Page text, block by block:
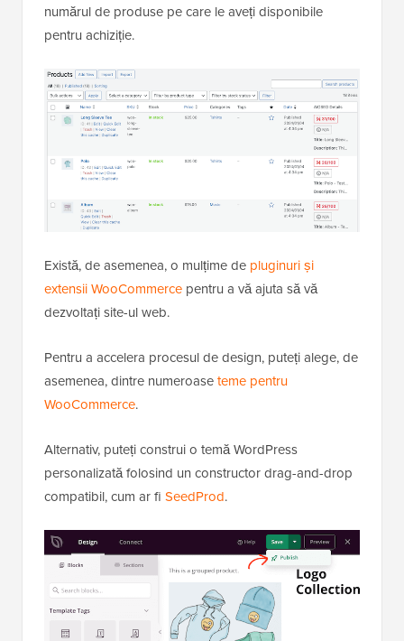
numărul de produse pe care le aveți disponibile
pentru achiziție.
Există, de asemenea, o mulțime de pluginuri și
extensii WooCommerce pentru a vă ajuta să vă
dezvoltați site-ul web.
Pentru a accelera procesul de design, puteți alege, de
asemenea, dintre numeroaseteme pentru
WooCommerce.
Alternativ, puteți construi o temă WordPress
personalizată folosind un constructor drag-and-drop
compatibil, cum ar fi SeedProd.